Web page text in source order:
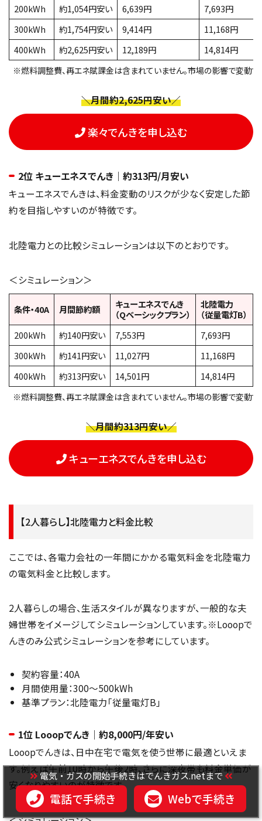
200kWh
約1,054円安い 6,639円
7,693円
300kWh
約1,754円安い 9,414円
11,168円
400kWh
約2,625円安い 12,189円 14,814円
※燃料調整費、再エネ賦課金は含まれていません。市場の影響で変動す
＼月間約2,625円安い／
楽々でんきを申し込む
2位 キューエネスでんき｜約313円/月安い
キューエネスでんきは、料金変動のリスクが少なく安定した節
約を目指しやすいのが特徴です。
北陸電力との比較シミュレーションは以下のとおりです。
＜シミュレーション＞
条件・40A 月間節約額
キューエネスでんき
（Qベーシックプラン）
北陸電力
（従量電灯B）
200kWh
約140円安い 7,553円
7,693円
300kWh
約141円安い 11,027円
11,168円
400kWh
約313円安い 14,501円 14,814円
※燃料調整費、再エネ賦課金は含まれていません。市場の影響で変動す
＼月間約313円安い／
キューエネスでんきを申し込む
【2人暮らし】北陸電力と料金比較
ここでは、各電力会社の一年間にかかる電気料金を北陸電力
の電気料金と比較します。
2人暮らしの場合、生活スタイルが異なりますが、一般的な夫
婦世帯をイメージしてシミュレーションしています。※Looopで
んきのみ公式シミュレーションを参考にしています。
契約容量：40A
月間使用量：300～500kWh
基準プラン：北陸電力「従量電灯B」
1位 Looopでんき｜約8,000円/年安い
Looopでんきは、日中在宅で電気を使う世帯に最適といえま
す。例えば午前10時から午後2時、さらに深夜帯も料金単価が
安くなりやすいのが特徴です。
電気・ガスの開始手続きはでんきガス.netまで
電話で手続き Webで手続き